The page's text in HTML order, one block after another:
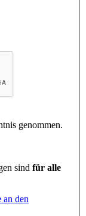
genommen.
sind für alle
an den